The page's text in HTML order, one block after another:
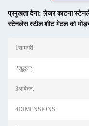
प्रमुखता देना:लेजर काटना
स्टेनलेस स्टील शीट मेटल को
1सामग्री:
2शुद्धता:
3आवेदन:
4DIMENSIONS: